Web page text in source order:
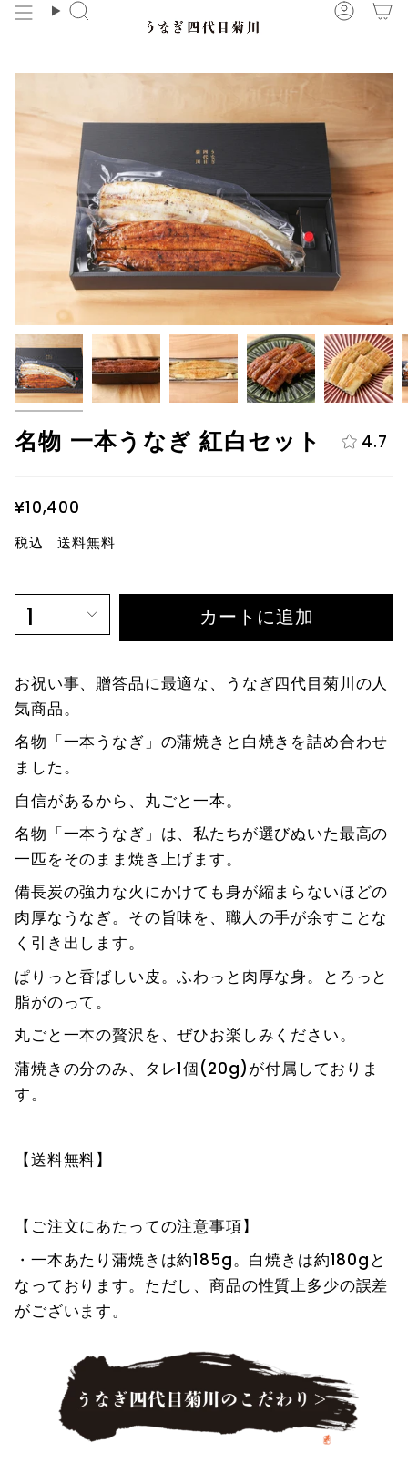
検
ア
ト
名物 一本うなぎ 紅白セット 4.7
¥10,400
税込 送料無料
1 カートに追加
お祝い事、贈答品に最適な、
うなぎ四代目菊川の人
気商品。
名物「一本うなぎ」の蒲焼きと白焼きを詰め合わせ
ました。
自信があるから、丸ごと一本。
名物「一本うなぎ」は、私たちが選びぬいた最高の
一匹をそのまま焼き上げます。
備長炭の強力な火にかけても身が縮まらないほどの
肉厚なうなぎ。その旨味を、職人の手が余すことな
く引き出します。
ぱりっと香ばしい皮。ふわっと肉厚な身。とろっと
脂がのって。
丸ごと一本の贅沢を、ぜひお楽しみください。
蒲焼きの分のみ、タレ1個(20g)が付属しておりま
す。
【送料無料】
【ご注文にあたっての注意事項】
・ 一本あたり蒲焼きは約185g。白焼きは約180gと
なっております。 ただし、商品の性質上多少の誤差
がございます。